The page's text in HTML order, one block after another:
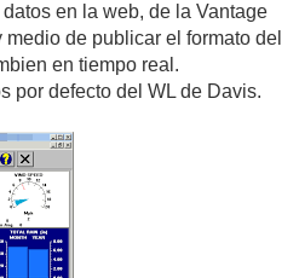
en la web, de la Vantage
de publicar el formato del
en tiempo real.
por defecto del WL de Davis.